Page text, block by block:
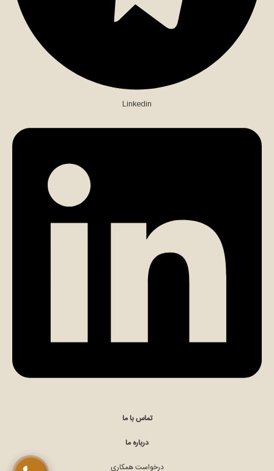
Linkedin
تماس با ما
درباره ما
درخواست همکاری
چت در ایتا (الهام مومن)